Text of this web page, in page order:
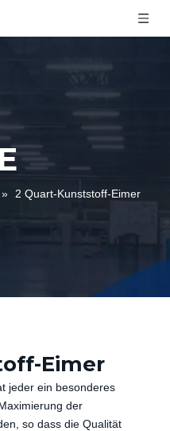
» 2 Quart-Kunststoff-Eimer
Eimer
jeder ein besonderes
der
so dass die Qualität